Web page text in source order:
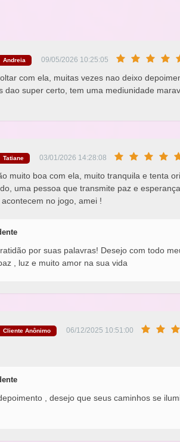
Andreia 09/05/2026 10:25:05
com ela, muitas vezes nao deixo
dao super certo, tem uma mediunidade
Tatiane 03/01/2026 14:28:08
muito boa com ela, muito tranquila e tenta
uma pessoa que transmite paz e
no jogo, amei !
por suas palavras! Desejo com todo
, luz e muito amor na sua vida
Cliente Anônimo 06/12/2025 10:51:00
, desejo que seus caminhos se